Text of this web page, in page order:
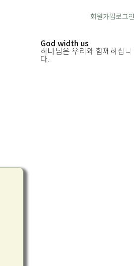
회원가입로그인
God width us
하나님은 우리와 함께하십니
다.